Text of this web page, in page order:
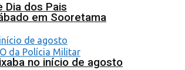
dos Pais
em Sooretama
no início de agosto